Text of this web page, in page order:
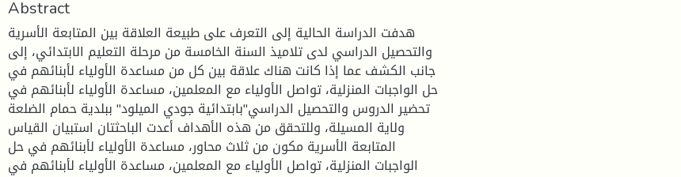
Abstract
هدفت الدراسة الحالية إلى التعرف على طبيعة العلاقة بين المتابعة الأسرية
والتحصيل الدراسي لدى تلاميذ السنة الخامسة من مرحلة التعليم الابتدائي، إلى
جانب الكشف عما إذا كانت هناك علاقة بين كل من مساعدة الأولياء لأبنائهم في
حل الواجبات المنزلية، تواصل الأولياء مع المعلمين، مساعدة الأولياء لأبنائهم في
تحضير الدروس والتحصيل الدراسي"بابتدائية جودي الميلود" ببلدية حمام الضلعة
ولاية المسيلة، وللتحقق من هذه الأهداف أعدت الباحثتان استبيان القياس
المتابعة الأسرية مكون من ثلاث محاور، مساعدة الأولياء لأبنائهم في حل
الواجبات المنزلية، تواصل الأولياء مع المعلمين، مساعدة الأولياء لأبنائهم في